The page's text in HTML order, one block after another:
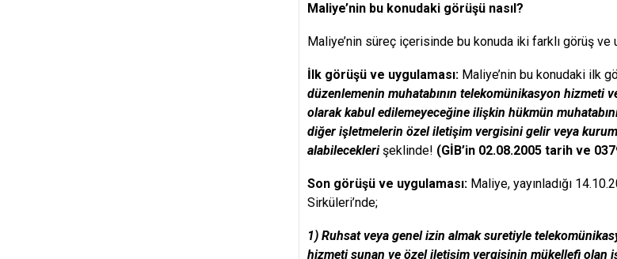
Maliye’nin bu konudaki görüşü nasıl?
Maliye’nin süreç içerisinde bu konuda iki farklı görüş ve
İlk görüşü ve uygulaması: Maliye’nin bu konudaki ilk
düzenlemenin muhatabının telekomünikasyon hizmeti
olarak kabul edilemeyeceğine ilişkin hükmün
diğer işletmelerin özel iletişim vergisini gelir veya
alabileceklerişeklinde! (GİB’in 02.08.2005 tarih ve
Son görüşü ve uygulaması: Maliye, yayınladığı
Sirküleri’nde;
1) Ruhsat veya genel izin almak suretiyle
hizmeti sunan ve özel iletişim vergisinin mükellefi